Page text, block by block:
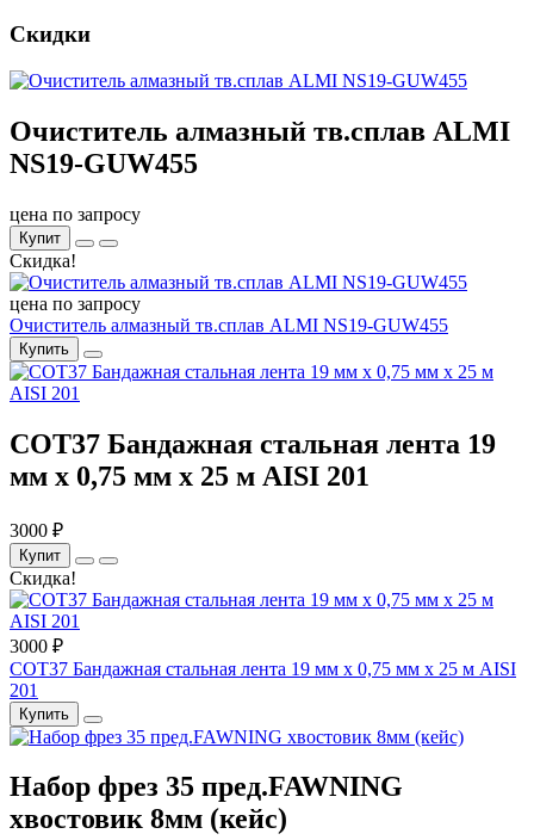
Скидки
Очиститель алмазный тв.сплав ALMI
NS19-GUW455
цена по запросу
Купит
Скидка!
цена по запросу
Очиститель алмазный тв.сплав ALMI NS19-GUW455
Купить
COT37 Бандажная стальная лента 19
мм x 0,75 мм x 25 м AISI 201
3000 ₽
Купит
Скидка!
3000 ₽
COT37 Бандажная стальная лента 19 мм x 0,75 мм x 25 м AISI
201
Купить
Набор фрез 35 пред.FAWNING
хвостовик 8мм (кейс)